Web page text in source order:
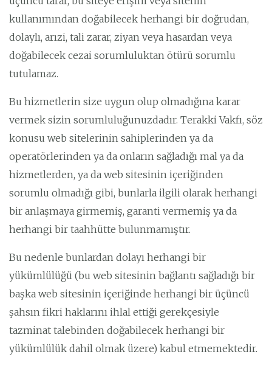
kullanımından doğabilecek herhangi bir doğrudan,
dolaylı, arızi, tali zarar, ziyan veya hasardan veya
doğabilecek cezai sorumluluktan ötürü sorumlu
tutulamaz.
Bu hizmetlerin size uygun olup olmadığına karar
vermek sizin sorumluluğunuzdadır. Terakki Vakfı, söz
konusu web sitelerinin sahiplerinden ya da
operatörlerinden ya da onların sağladığı mal ya da
hizmetlerden, ya da web sitesinin içeriğinden
sorumlu olmadığı gibi, bunlarla ilgili olarak herhangi
bir anlaşmaya girmemiş, garanti vermemiş ya da
herhangi bir taahhütte bulunmamıştır.
Bu nedenle bunlardan dolayı herhangi bir
yükümlülüğü (bu web sitesinin bağlantı sağladığı bir
başka web sitesinin içeriğinde herhangi bir üçüncü
şahsın fikri haklarını ihlal ettiği gerekçesiyle
tazminat talebinden doğabilecek herhangi bir
yükümlülük dahil olmak üzere) kabul etmemektedir.